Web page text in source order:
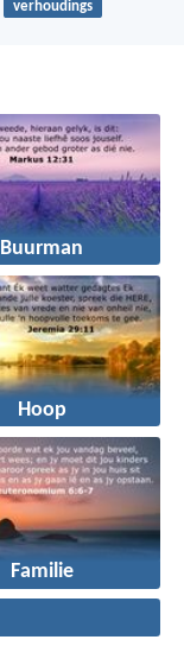
verhoudings
Buurman
Hoop
Familie